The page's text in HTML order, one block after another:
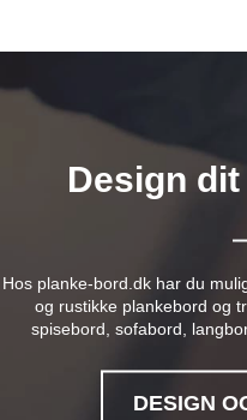
Design
Hos planke-bord.dk har du
og rustikke plankebord og
spisebord, sofabord,
DESIGN